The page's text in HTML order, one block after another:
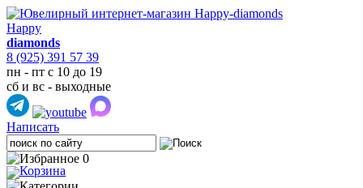
Happy
diamonds
8 (925) 391 57 39
пн - пт с 10 до 19
сб и вс - выходные
Написать
0